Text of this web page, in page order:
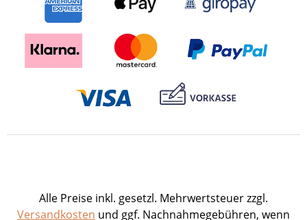
Alle Preise inkl. gesetzl. Mehrwertsteuer zzgl.
Versandkosten und ggf. Nachnahmegebühren, wenn